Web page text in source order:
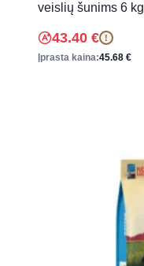
veislių šunims 6 kg
43.40 € !
Įprasta kaina:45.68 €